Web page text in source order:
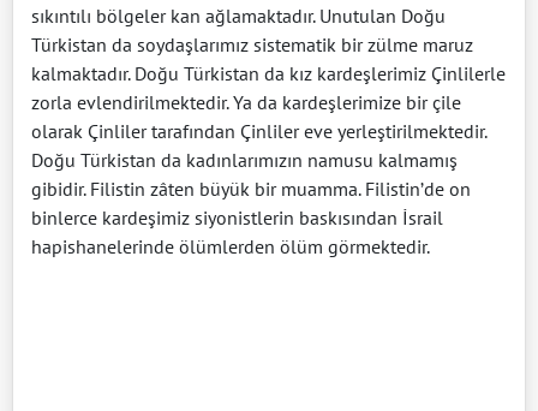
sıkıntılı bölgeler kan ağlamaktadır. Unutulan Doğu
Türkistan da soydaşlarımız sistematik bir zülme maruz
kalmaktadır. Doğu Türkistan da kız kardeşlerimiz Çinlilerle
zorla evlendirilmektedir. Ya da kardeşlerimize bir çile
olarak Çinliler tarafından Çinliler eve yerleştirilmektedir.
Doğu Türkistan da kadınlarımızın namusu kalmamış
gibidir. Filistin zâten büyük bir muamma. Filistin’de on
binlerce kardeşimiz siyonistlerin baskısından İsrail
hapishanelerinde ölümlerden ölüm görmektedir.